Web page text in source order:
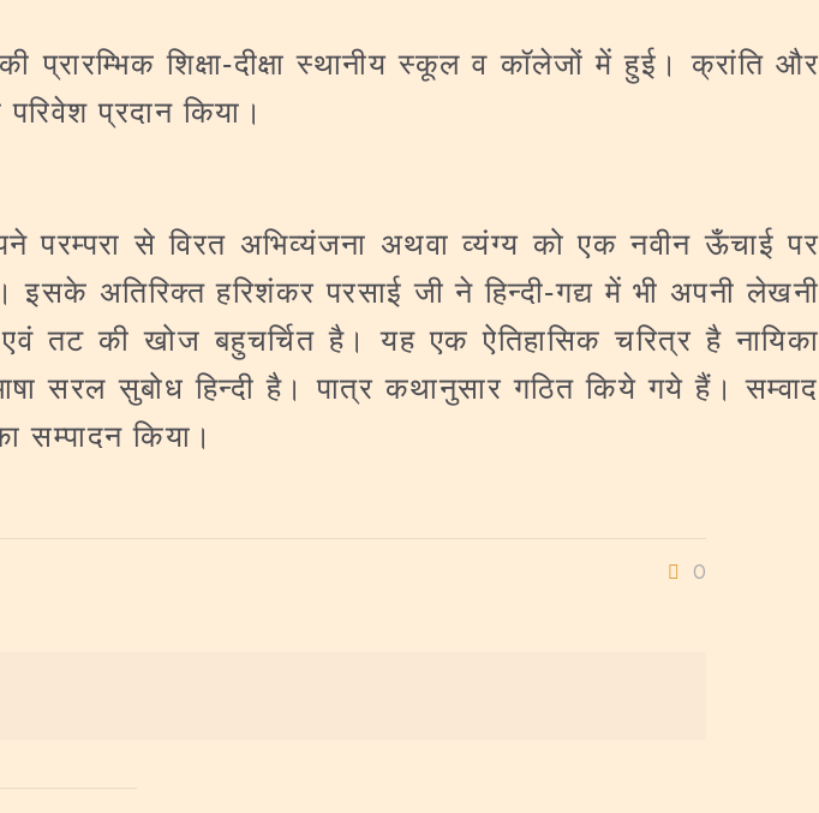
शिक्षा-दीक्षा स्थानीय स्कूल व काॅलेजों में हुई। क्रांति और
प्रदान किया।
से विरत अभिव्यंजना अथवा व्यंग्य को एक नवीन ऊँचाई पर
इसके अतिरिक्त हरिशंकर परसाई जी ने हिन्दी-गद्य में भी अपनी लेखनी
तट की खोज बहुचर्चित है। यह एक ऐतिहासिक चरित्र है नायिका
सरल सुबोध हिन्दी है। पात्र कथानुसार गठित किये गये हैं। सम्वाद
सम्पादन किया।
0